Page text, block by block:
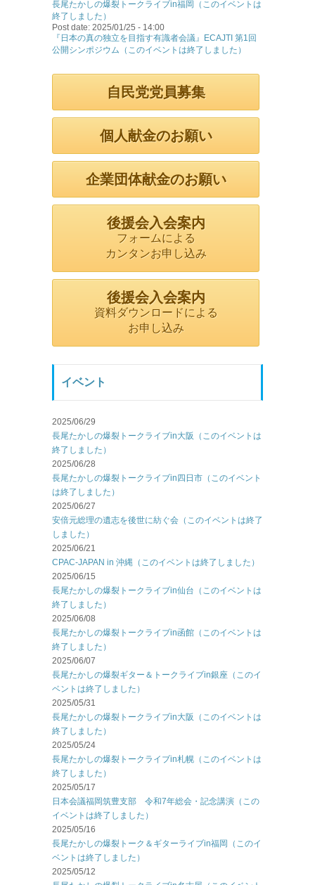
長尾たかしの爆裂トークライブin福岡（このイベントは
終了しました）
Post date: 2025/01/25 - 14:00
『日本の真の独立を目指す有識者会議』ECAJTI 第1回
公開シンポジウム（このイベントは終了しました）
自民党党員募集
個人献金のお願い
企業団体献金のお願い
後援会入会案内
フォームによる
カンタンお申し込み
後援会入会案内
資料ダウンロードによる
お申し込み
イベント
2025/06/29
長尾たかしの爆裂トークライブin大阪（このイベントは
終了しました）
2025/06/28
長尾たかしの爆裂トークライブin四日市（このイベント
は終了しました）
2025/06/27
安倍元総理の遺志を後世に紡ぐ会（このイベントは終了
しました）
2025/06/21
CPAC-JAPAN in 沖縄（このイベントは終了しました）
2025/06/15
長尾たかしの爆裂トークライブin仙台（このイベントは
終了しました）
2025/06/08
長尾たかしの爆裂トークライブin函館（このイベントは
終了しました）
2025/06/07
長尾たかしの爆裂ギター＆トークライブin銀座（このイ
ベントは終了しました）
2025/05/31
長尾たかしの爆裂トークライブin大阪（このイベントは
終了しました）
2025/05/24
長尾たかしの爆裂トークライブin札幌（このイベントは
終了しました）
2025/05/17
日本会議福岡筑豊支部 令和7年総会・記念講演（この
イベントは終了しました）
2025/05/16
長尾たかしの爆裂トーク＆ギターライブin福岡（このイ
ベントは終了しました）
2025/05/12